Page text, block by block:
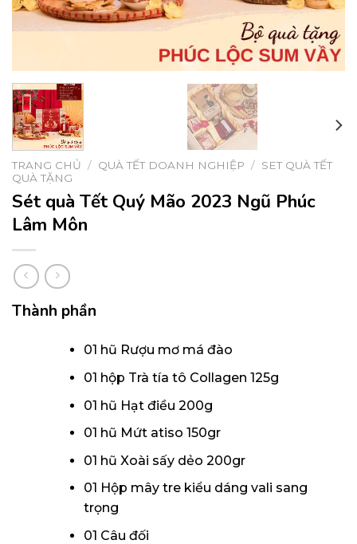
TRANG CHỦ / QUÀ TẾT DOANH NGHIỆP / SET QUÀ TẾT
QUÀ TẶNG
Sét quà Tết Quý Mão 2023 Ngũ Phúc
Lâm Môn
Thành phần
01 hũ Rượu mơ má đào
01 hộp Trà tía tô Collagen 125g
01 hũ Hạt điều 200g
01 hũ Mứt atiso 150gr
01 hũ Xoài sấy dẻo 200gr
01 Hộp mây tre kiểu dáng vali sang
trọng
01 Câu đối